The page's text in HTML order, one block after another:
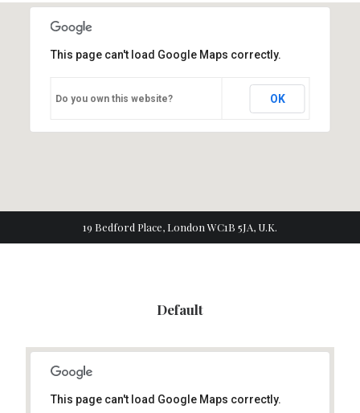
This page can't load Google Maps correctly.
Do you own this website? OK
19 Bedford Place, London WC1B 5JA, U.K.
Default
This page can't load Google Maps correctly.